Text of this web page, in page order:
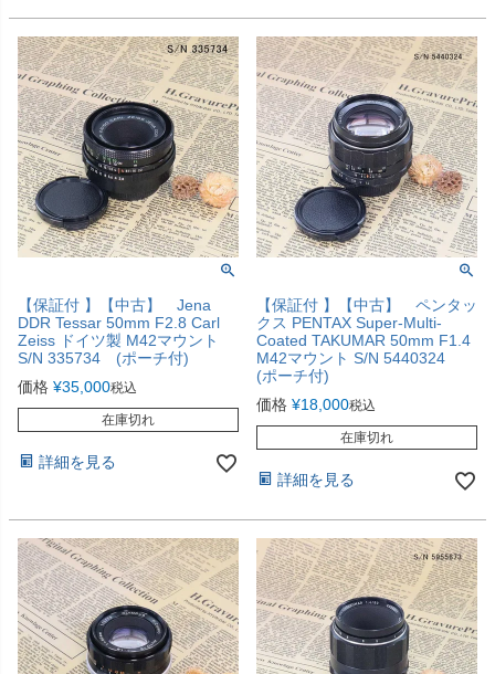
【保証付 】【中古】 Jena
DDR Tessar 50mm F2.8 Carl
Zeiss ドイツ製 M42マウント
S/N 335734 (ポーチ付)
価格 ¥35,000税込
在庫切れ
詳細を見る
【保証付 】【中古】 ペンタッ
クス PENTAX Super-Multi-
Coated TAKUMAR 50mm F1.4
M42マウント S/N 5440324
(ポーチ付)
価格 ¥18,000税込
在庫切れ
詳細を見る